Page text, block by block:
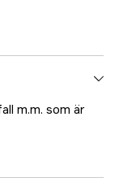
m.m. som är